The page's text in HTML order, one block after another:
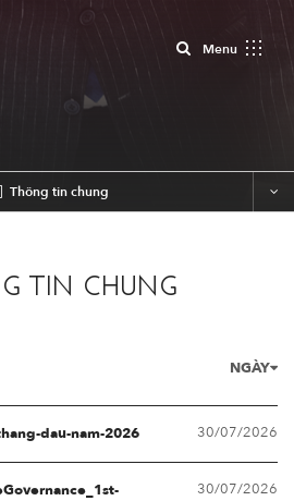
MenuClose
Thông tin chung
TIN CHUNG
NGÀY
dau-nam-2026 30/07/2026
30/07/2026